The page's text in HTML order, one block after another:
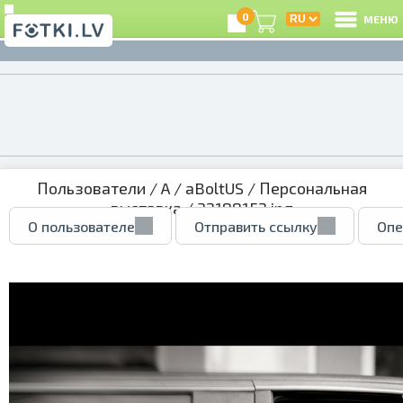
0 МЕНЮ
Пользователи /A/ aBoltUS / Персональная
выставка/ 32188152.jpg
О пользователе Отправить ссылку